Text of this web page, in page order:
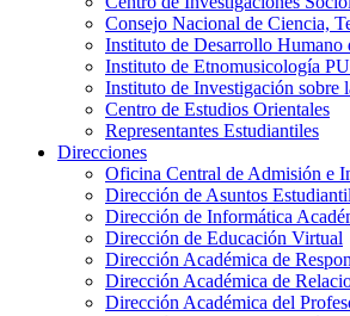
Consejo Nacional de Ciencia,
Instituto de Desarrollo
Instituto de Etnomusicología
Instituto de Investigación sobre
Centro de Estudios Orientales
Representantes Estudiantiles
Direcciones
Oficina Central de Admisión e
Dirección de Asuntos
Dirección de Informática
Dirección de Educación Virtual
Dirección Académica de
Dirección Académica de
Dirección Académica del